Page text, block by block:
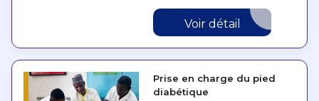
Voir détail
Prise en charge du pied
diabétique